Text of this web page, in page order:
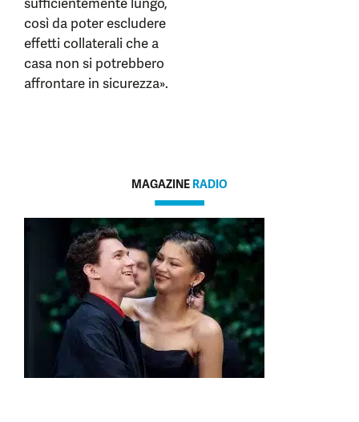
così da poter escludere
effetti collaterali che a
casa non si potrebbero
affrontare in sicurezza».
MAGAZINE RADIO